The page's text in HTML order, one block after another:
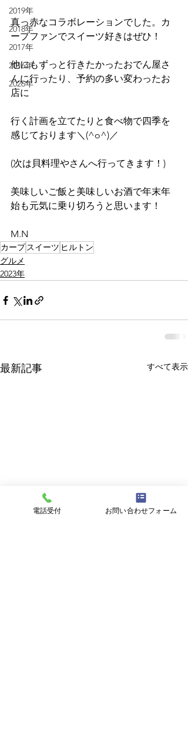
2019年
2018年
2017年
2016年
2026年
真っ赤なコラボレーションでした。カ
ープファンでスイーツ好きはぜひ！
他にもずっと行きたかったおでん屋さ
んに行ったり、予約の多い変わったお
店に
行く計画を立てたりと食べ物で四季を
感じております＼(^o^)／
(次は貝料理やさんへ行ってきます！)
美味しいご飯と美味しいお酒で年末年
始も元気に乗り切ろうと思います！
M.N
カープスイーツ ヒルトン
グルメ
2023年
最新記事 すべて表示
電話受付 お問い合わせフォーム